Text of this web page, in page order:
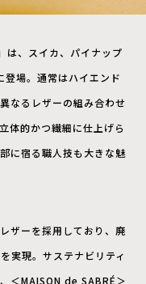
は、スイカ、パイナップ
登場。通常はハイエンド
なるレザーの組み合わせ
体的かつ繊細に仕上げら
に宿る職人技も大きな魅
ザーを採用しており、廃
実現。サステナビリティ
＜MAISON de SABRÉ＞